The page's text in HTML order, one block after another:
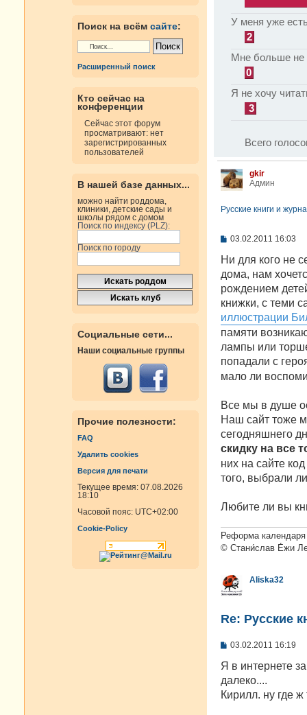
Поиск на всём сайте:
Расширенный поиск
Кто сейчас на
конференции
Сейчас этот форум
просматривают: нет
зарегистрированных
пользователей
В нашей базе данных...
можно найти роддома,
клиники, детские сады и
школы рядом с домом
Поиск по индексу (PLZ):
Поиск по городу
Социальные сети...
Наши социальные группы
Прочие полезности:
FAQ
Удалить cookies
Версия для печати
Текущее время: 07.08.2026
18:10
Часовой пояс: UTC+02:00
Cookie-Policy
У меня уже
2
Мне больше не
0
Я не хочу
3
Всего
gkir
Админ
Русские книги и
С
о
щ
е
и
е
03.02.2011 16:03
Ни для кого не
дома, нам
рождением
книжки, с теми
иллюстрации
памяти
лампы или
попадали с
мало ли
Все мы в душе
Наш сайт тоже
сегодняшнего
скидку на все
них на сайте
того, выбрали
Любите ли вы
Реформа
© Стани́слав Е́жи
Aliska32
Re: Русские
С
о
щ
е
03.02.2011 16:19
Я в интернете
далеко....
Кирилл. ну где